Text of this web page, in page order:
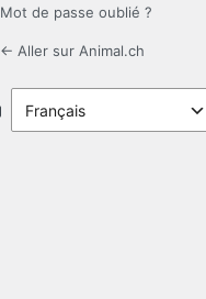
Mot de passe oublié ?
← Aller sur Animal.ch
Langue